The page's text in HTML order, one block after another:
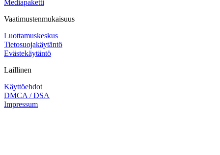
Mediapaketti
Vaatimustenmukaisuus
Luottamuskeskus
Tietosuojakäytäntö
Evästekäytäntö
Laillinen
Käyttöehdot
DMCA / DSA
Impressum